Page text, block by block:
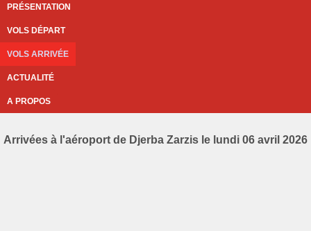
PRÉSENTATION
VOLS DÉPART
VOLS ARRIVÉE
ACTUALITÉ
A PROPOS
Arrivées à l'aéroport de Djerba Zarzis le lundi 06 avril 2026